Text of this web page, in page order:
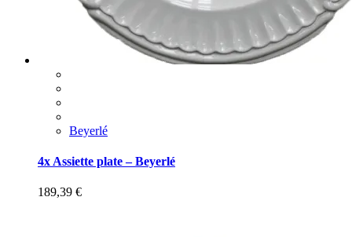
Beyerlé
4x Assiette plate – Beyerlé
189,39 €